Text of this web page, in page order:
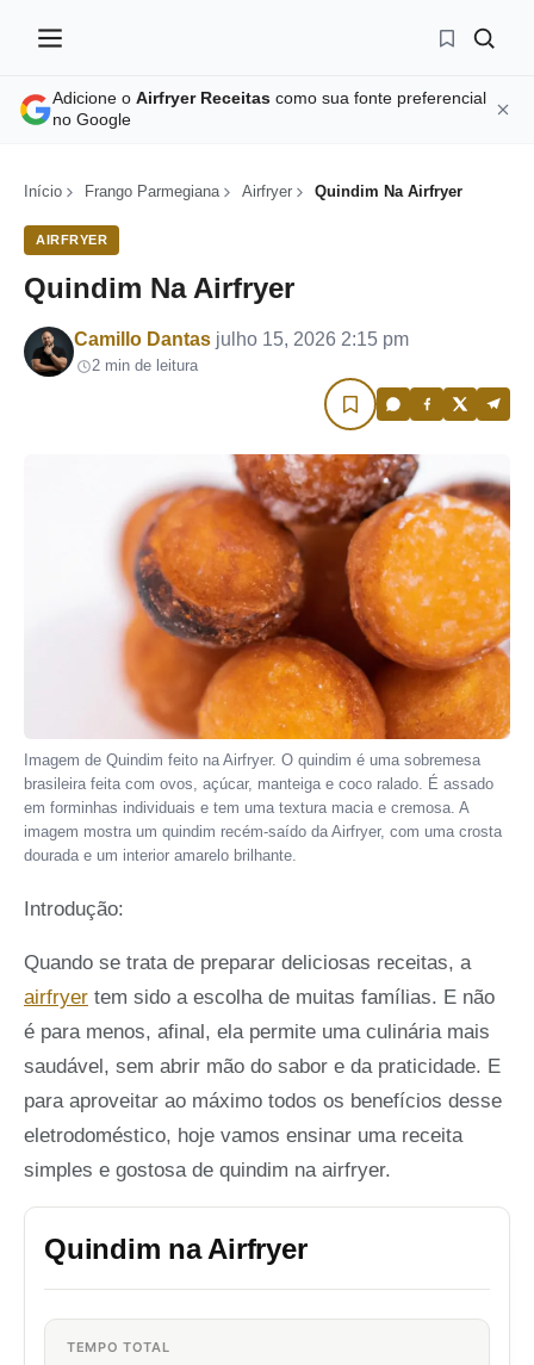
Adicione o Airfryer Receitas como sua fonte preferencial
no Google
Início Frango Parmegiana Airfryer Quindim Na Airfryer
AIRFRYER
Quindim Na Airfryer
Por
Camillo Dantas julho 15, 2026 2:15 pm
2 min de leitura
Imagem de Quindim feito na Airfryer. O quindim é uma sobremesa
brasileira feita com ovos, açúcar, manteiga e coco ralado. É assado
em forminhas individuais e tem uma textura macia e cremosa. A
imagem mostra um quindim recém-saído da Airfryer, com uma crosta
dourada e um interior amarelo brilhante.
Introdução:
Quando se trata de preparar deliciosas receitas, a
airfryer tem sido a escolha de muitas famílias. E não
é para menos, afinal, ela permite uma culinária mais
saudável, sem abrir mão do sabor e da praticidade. E
para aproveitar ao máximo todos os benefícios desse
eletrodoméstico, hoje vamos ensinar uma receita
simples e gostosa de quindim na airfryer.
Quindim na Airfryer
TEMPO TOTAL